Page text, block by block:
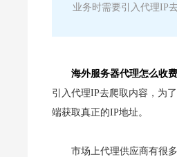
业务时需要引入代理IP
海外服务器代理怎么收费
引入代理IP去爬取内容，为
端获取真正的IP地址。
市场上代理供应商有很